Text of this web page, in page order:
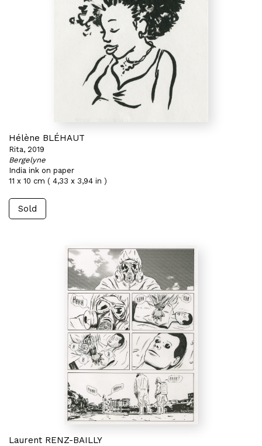
Hélène BLÉHAUT
Rita, 2019
Bergelyne
India ink on paper
11 x 10 cm ( 4,33 x 3,94 in )
Sold
Laurent RENZ-BAILLY